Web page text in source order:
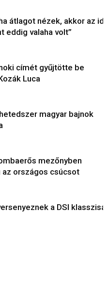
átlagot nézek, akkor az
eddig valaha volt”
címét gyűjtötte be
Luca
magyar bajnok
mezőnyben
országos csúcsot
a DSI klasszisai